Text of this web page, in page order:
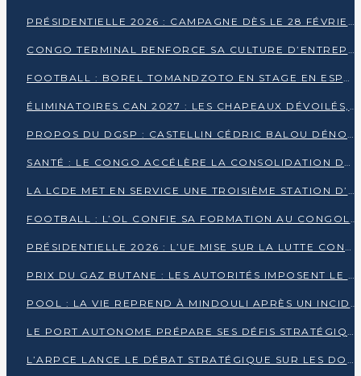
PRÉSIDENTIELLE 2026 : CAMPAGNE DÈS LE 28 FÉVRIER, SCRUTIN LES 12 ET 15 MARS
CONGO TERMINAL RENFORCE SA CULTURE D’ENTREPRISE AVEC LE PROGRAMME « WIN TOGETHER »
FOOTBALL : BOREL TOMANDZOTO EN STAGE EN ESPAGNE AVEC POLISSYA FC
ÉLIMINATOIRES CAN 2027 : LES CHAPEAUX DÉVOILÉS, LE CONGO FIXÉ SUR SON SORT
PROPOS DU DGSP : CASTELLIN CÉDRIC BALOU DÉNONCE DES PROPOS INTIMIDANTS
SANTÉ : LE CONGO ACCÉLÈRE LA CONSOLIDATION DE L’OFFRE DE SOINS
LA LCDE MET EN SERVICE UNE TROISIÈME STATION D’EAU POTABLE À MFILOU
FOOTBALL : L’OL CONFIE SA FORMATION AU CONGOLAIS CHRISTIAN BASSILA
PRÉSIDENTIELLE 2026 : L’UE MISE SUR LA LUTTE CONTRE LA DÉSINFORMATION
PRIX DU GAZ BUTANE : LES AUTORITÉS IMPOSENT LE RESPECT DES PRIX RÉGLEMENTÉS
POOL : LA VIE REPREND À MINDOULI APRÈS UN INCIDENT ARMÉ SUR LA RN1
LE PORT AUTONOME PRÉPARE SES DÉFIS STRATÉGIQUES DE 2026
L’ARPCE LANCE LE DÉBAT STRATÉGIQUE SUR LES DONNÉES, L’IA ET LA FINANCE NUMÉRIQUE AU CONGO